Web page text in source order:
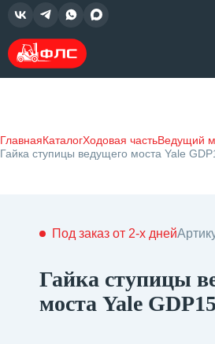
ГлавнаяКаталогХодовая частьВедущий
Гайка ступицы ведущего моста Yale
Под заказ от 2-х дней
Гайка ступицы
моста Yale